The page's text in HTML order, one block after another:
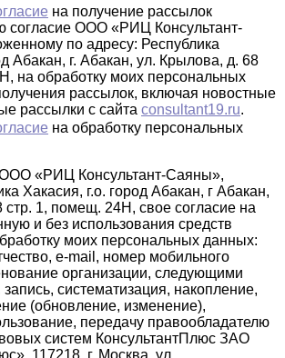
на получение рассылок
согласие ООО «РИЦ Консультант-
по адресу: Республика
Абакан, г. Абакан, ул. Крылова, д. 68
на обработку моих персональных
рассылок, включая новостные
рассылки с сайта consultant19.ru.
на обработку персональных
«РИЦ Консультант-Саяны»,
Хакасия, г.о. город Абакан, г Абакан,
1, помещ. 24Н, свое согласие на
и без использования средств
моих персональных данных:
e-mail, номер мобильного
организации, следующими
систематизация, накопление,
(обновление, изменение),
передачу правообладателю
систем КонсультантПлюс ЗАО
117218, г. Москва, ул.